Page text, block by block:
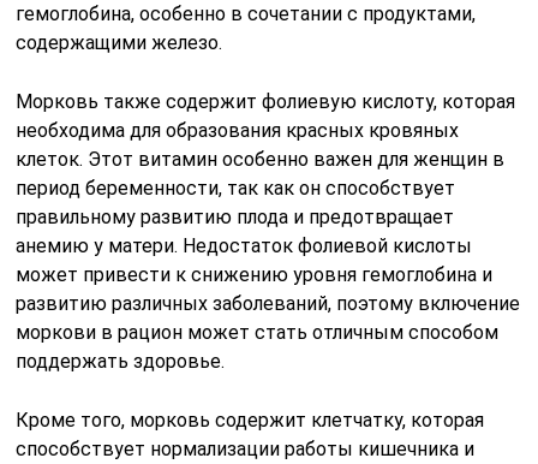
гемоглобина, особенно в сочетании с продуктами,
содержащими железо.
Морковь также содержит фолиевую кислоту, которая
необходима для образования красных кровяных
клеток. Этот витамин особенно важен для женщин в
период беременности, так как он способствует
правильному развитию плода и предотвращает
анемию у матери. Недостаток фолиевой кислоты
может привести к снижению уровня гемоглобина и
развитию различных заболеваний, поэтому включение
моркови в рацион может стать отличным способом
поддержать здоровье.
Кроме того, морковь содержит клетчатку, которая
способствует нормализации работы кишечника и